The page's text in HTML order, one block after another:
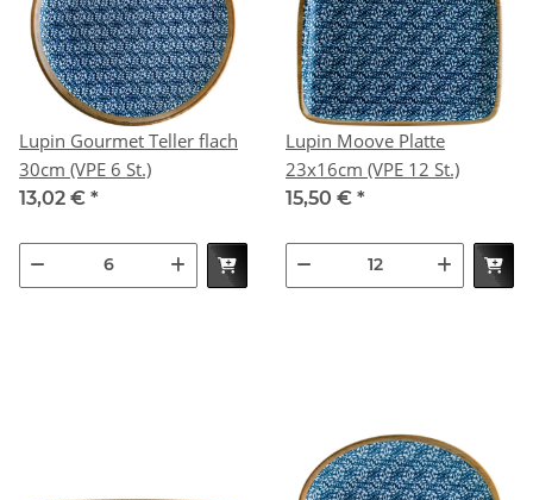
Lupin Gourmet Teller flach
30cm (VPE 6 St.)
13,02 € *
Lupin Moove Platte
23x16cm (VPE 12 St.)
15,50 € *